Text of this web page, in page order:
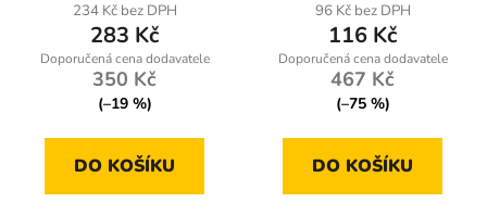
234 Kč bez DPH
283 Kč
350 Kč
(–19 %)
DO KOŠÍKU
96 Kč bez DPH
116 Kč
467 Kč
(–75 %)
DO KOŠÍKU